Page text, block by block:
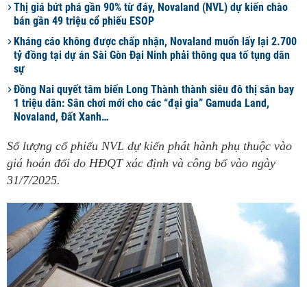
Thị giá bứt phá gần 90% từ đáy, Novaland (NVL) dự kiến chào
bán gần 49 triệu cổ phiếu ESOP
Kháng cáo không được chấp nhận, Novaland muốn lấy lại 2.700
tỷ đồng tại dự án Sài Gòn Đại Ninh phải thông qua tố tụng dân
sự
Đồng Nai quyết tâm biến Long Thành thành siêu đô thị sân bay
1 triệu dân: Sân chơi mới cho các “đại gia” Gamuda Land,
Novaland, Đất Xanh…
Số lượng cổ phiếu NVL dự kiến phát hành phụ thuộc vào
giá hoán đổi do HĐQT xác định và công bố vào ngày
31/7/2025.